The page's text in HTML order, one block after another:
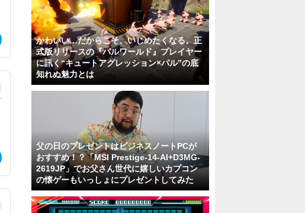
かわいい…だからこそ、いじめたくなる。正
式版リリースの『パルワールド』プレイヤー
に訊く“キュートアグレッション×パル”の底
知れぬ魅力とは
父の日のプレゼントはビジネスノートPCが
おすすめ！？「MSI Prestige-14-AI+D3MG-
2619JP」でお父さん世代に嬉しいカプコン
の懐ゲーもいっしょにプレゼントしてみた